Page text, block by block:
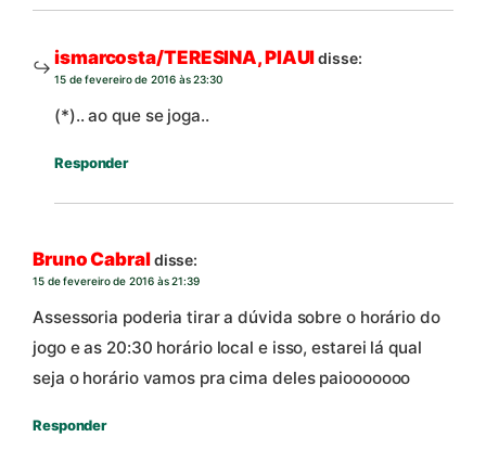
ismarcosta/TERESINA, PIAUIdisse:
15 de fevereiro de 2016 às 23:30
(*).. ao que se joga..
Responder
Bruno Cabraldisse:
15 de fevereiro de 2016 às 21:39
Assessoria poderia tirar a dúvida sobre o horário do
jogo e as 20:30 horário local e isso, estarei lá qual
seja o horário vamos pra cima deles paiooooooo
Responder